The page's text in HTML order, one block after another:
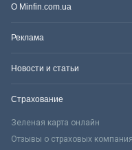
О Minfin.com.ua
Реклама
Новости и статьи
Страхование
Зеленая карта онлайн
Отзывы о страховых